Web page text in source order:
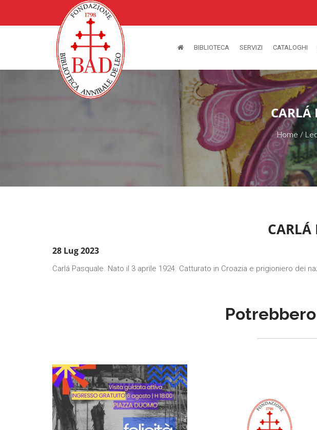
BIBLIOTECA SERVIZI CATALOGHI
CARLÁ
Home /
CARLÁ
28 Lug 2023
Carlá Pasquale. Nato il 3 aprile 1924. Catturato in Croazia e prigioniero dei